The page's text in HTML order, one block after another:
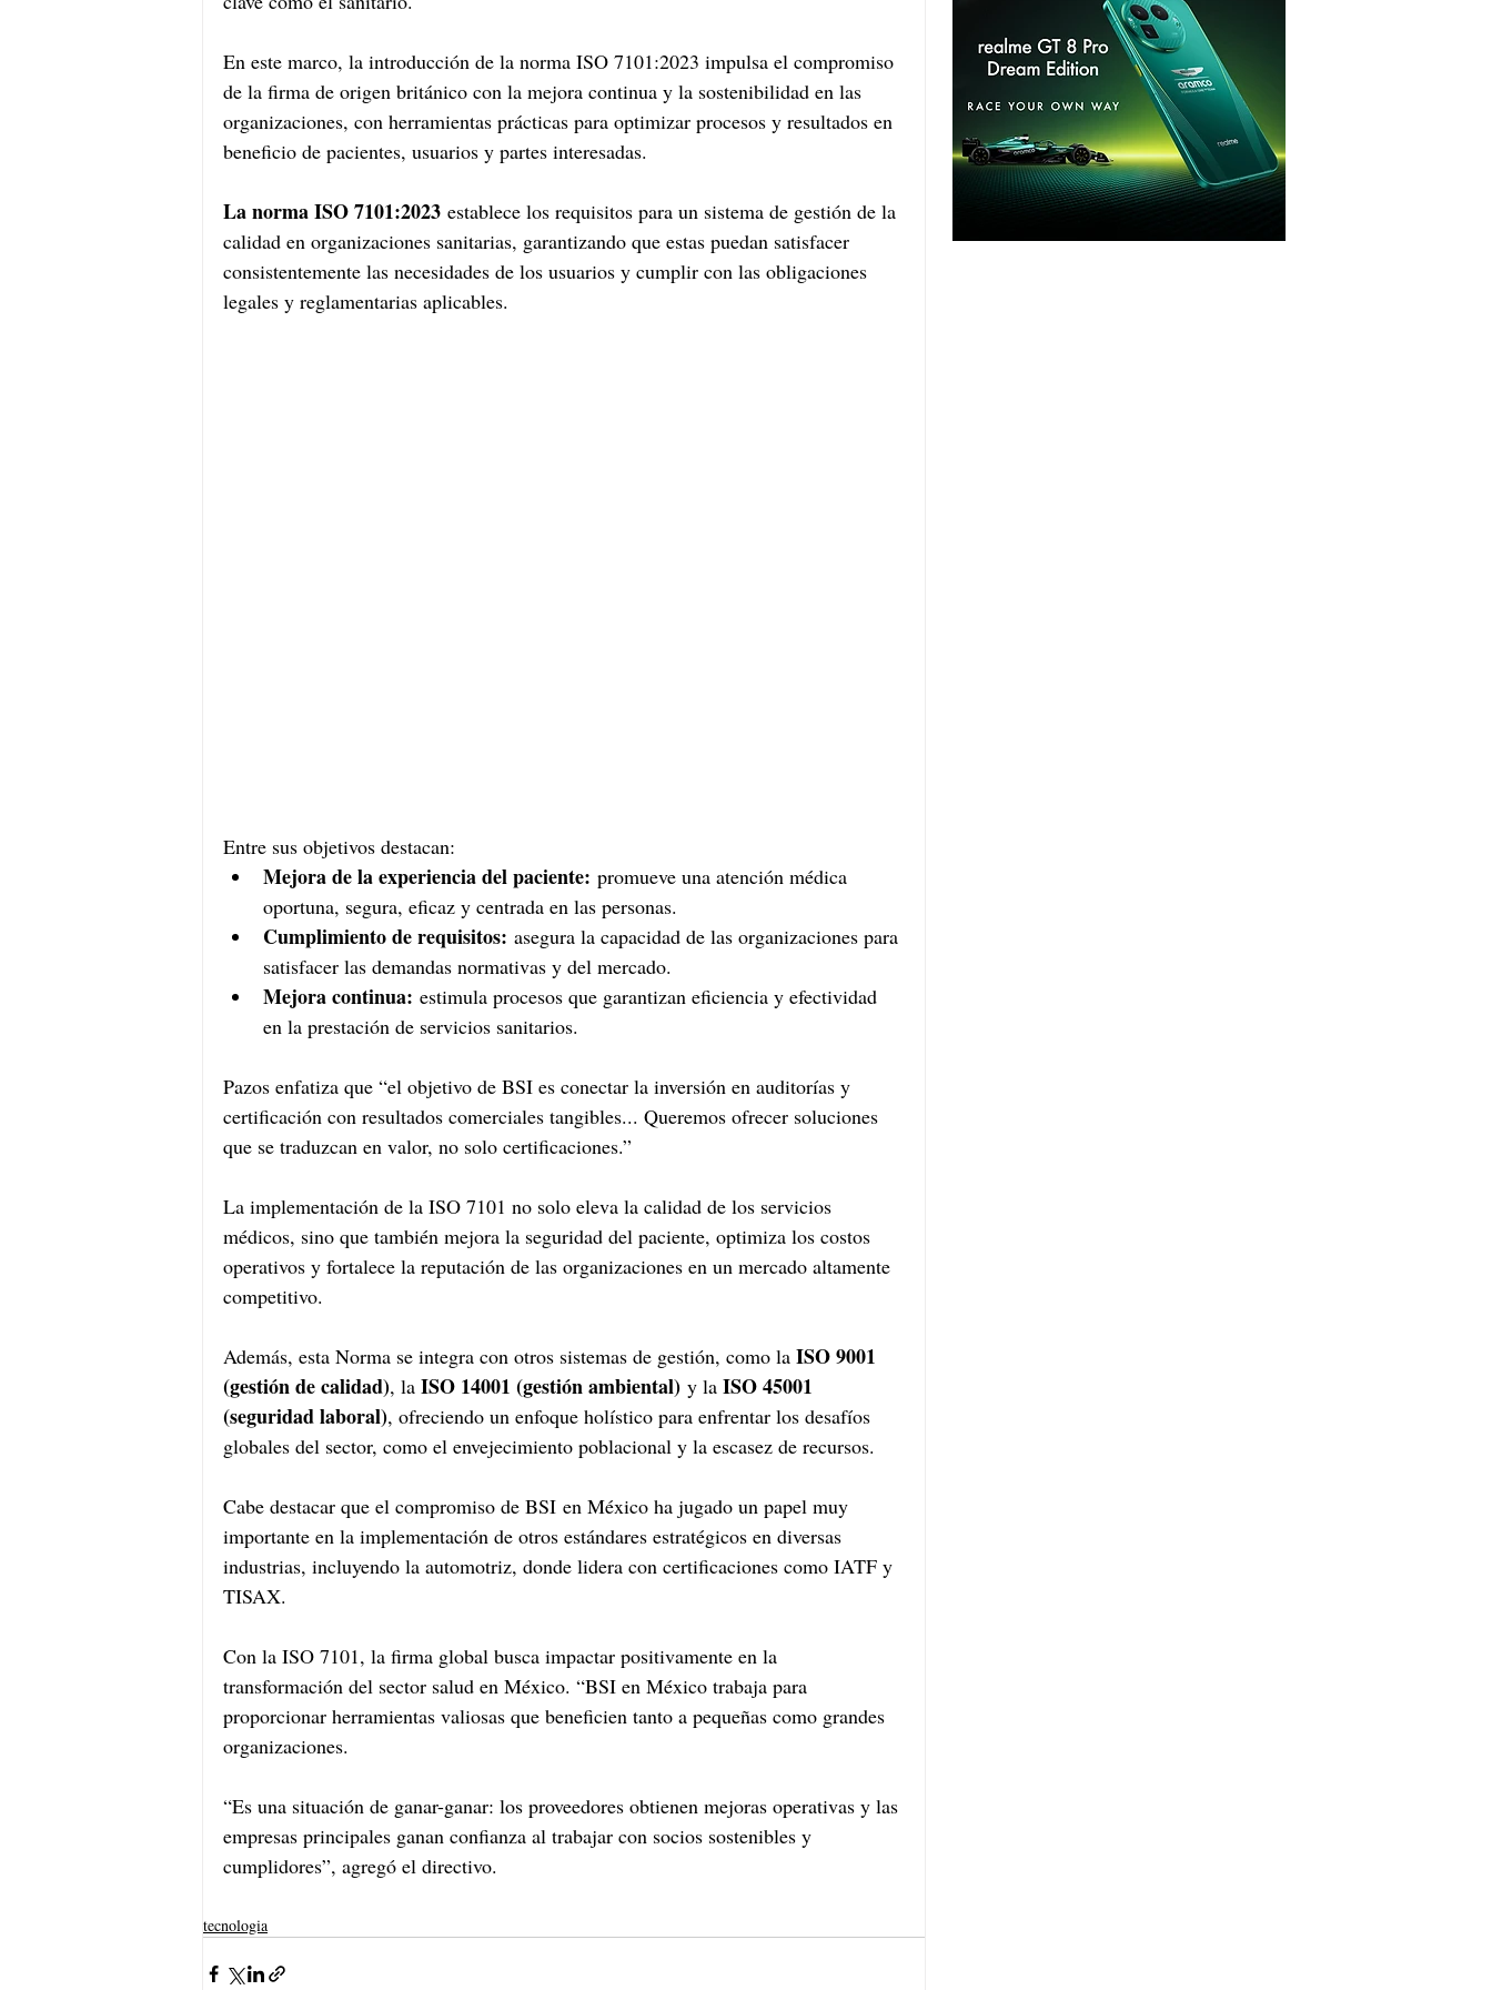
En este marco, la introducción de la norma ISO 7101:2023 impulsa el compromiso
de la firma de origen británico con la mejora continua y la sostenibilidad en las
organizaciones, con herramientas prácticas para optimizar procesos y resultados en
beneficio de pacientes, usuarios y partes interesadas.
La norma ISO 7101:2023 establece los requisitos para un sistema de gestión de la
calidad en organizaciones sanitarias, garantizando que estas puedan satisfacer
consistentemente las necesidades de los usuarios y cumplir con las obligaciones
legales y reglamentarias aplicables.
Entre sus objetivos destacan:
Mejora de la experiencia del paciente: promueve una atención médica
oportuna, segura, eficaz y centrada en las personas.
Cumplimiento de requisitos: asegura la capacidad de las organizaciones para
satisfacer las demandas normativas y del mercado.
Mejora continua: estimula procesos que garantizan eficiencia y efectividad
en la prestación de servicios sanitarios.
Pazos enfatiza que “el objetivo de BSI es conectar la inversión en auditorías y
certificación con resultados comerciales tangibles... Queremos ofrecer soluciones
que se traduzcan en valor, no solo certificaciones.”
La implementación de la ISO 7101 no solo eleva la calidad de los servicios
médicos, sino que también mejora la seguridad del paciente, optimiza los costos
operativos y fortalece la reputación de las organizaciones en un mercado altamente
competitivo.
Además, esta Norma se integra con otros sistemas de gestión, como la ISO 9001
(gestión de calidad), la ISO 14001 (gestión ambiental) y la ISO 45001
(seguridad laboral), ofreciendo un enfoque holístico para enfrentar los desafíos
globales del sector, como el envejecimiento poblacional y la escasez de recursos.
Cabe destacar que el compromiso de BSI en México ha jugado un papel muy
importante en la implementación de otros estándares estratégicos en diversas
industrias, incluyendo la automotriz, donde lidera con certificaciones como IATF y
TISAX.
Con la ISO 7101, la firma global busca impactar positivamente en la
transformación del sector salud en México. “BSI en México trabaja para
proporcionar herramientas valiosas que beneficien tanto a pequeñas como grandes
organizaciones.
“Es una situación de ganar-ganar: los proveedores obtienen mejoras operativas y las
empresas principales ganan confianza al trabajar con socios sostenibles y
cumplidores”, agregó el directivo.
tecnologia